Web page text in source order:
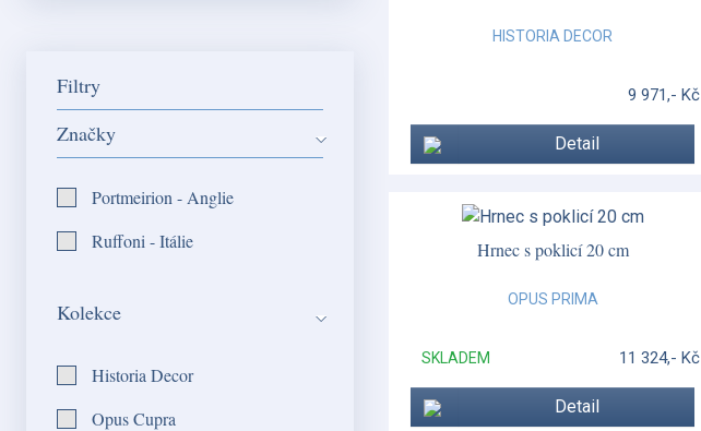
HISTORIA DECOR
9 971,- Kč
Detail
Hrnec s poklicí 20 cm
OPUS PRIMA
SKLADEM 11 324,- Kč
Detail
Filtry
Značky
Portmeirion - Anglie
Ruffoni - Itálie
Kolekce
Historia Decor
Opus Cupra